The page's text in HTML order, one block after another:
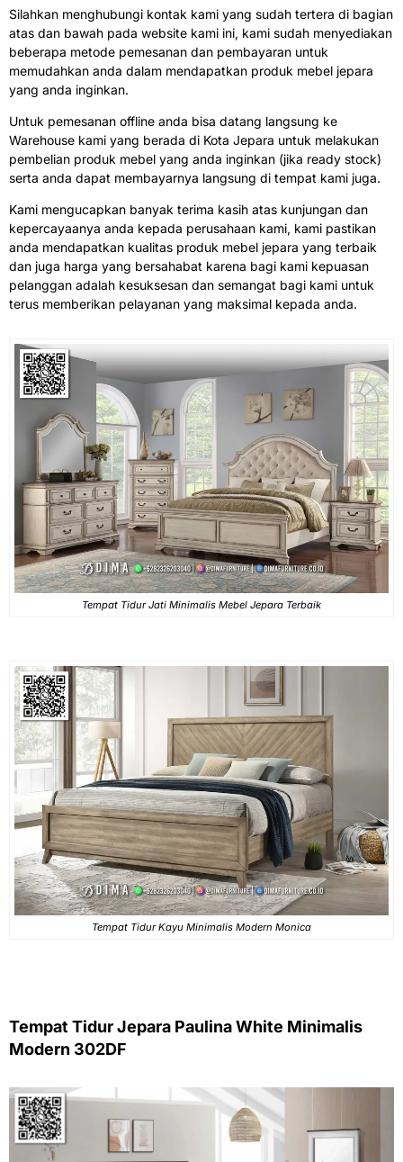
Silahkan menghubungi kontak kami yang sudah tertera di bagian
atas dan bawah pada website kami ini, kami sudah menyediakan
beberapa metode pemesanan dan pembayaran untuk
memudahkan anda dalam mendapatkan produk mebel jepara
yang anda inginkan.
Untuk pemesanan offline anda bisa datang langsung ke
Warehouse kami yang berada di Kota Jepara untuk melakukan
pembelian produk mebel yang anda inginkan (jika ready stock)
serta anda dapat membayarnya langsung di tempat kami juga.
Kami mengucapkan banyak terima kasih atas kunjungan dan
kepercayaanya anda kepada perusahaan kami, kami pastikan
anda mendapatkan kualitas produk mebel jepara yang terbaik
dan juga harga yang bersahabat karena bagi kami kepuasan
pelanggan adalah kesuksesan dan semangat bagi kami untuk
terus memberikan pelayanan yang maksimal kepada anda.
Tempat Tidur Jati Minimalis Mebel Jepara Terbaik
Tempat Tidur Kayu Minimalis Modern Monica
Tempat Tidur Jepara Paulina White Minimalis
Modern 302DF